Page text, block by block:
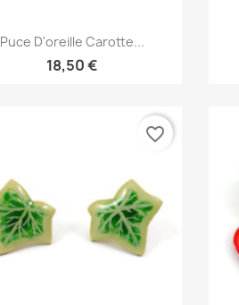
 Aperçu rapide
Puce D'oreille Carotte...
18,50 €
favorite_border